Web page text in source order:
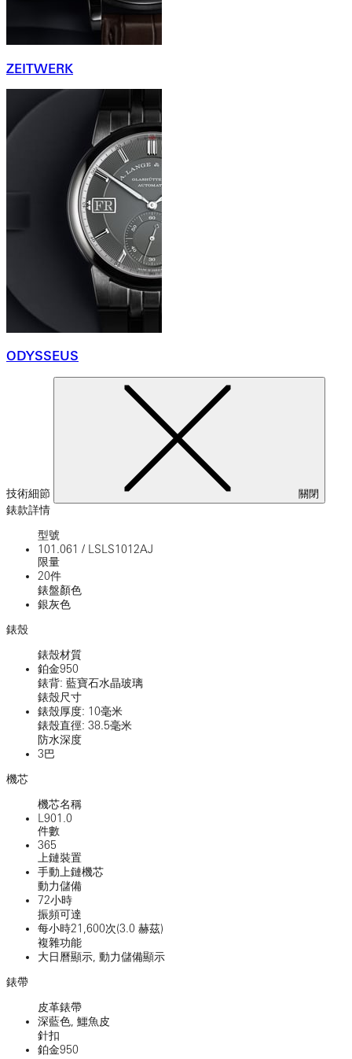
ZEITWERK
ODYSSEUS
技術細節 關閉
錶款詳情
型號
101.061 /
LSLS1012AJ
限量
20件
錶盤顏色
銀灰色
錶殼
錶殼材質
鉑金950
錶背: 藍寶石水晶玻璃
錶殼尺寸
錶殼厚度: 10毫米
錶殼直徑: 38.5毫米
防水深度
3巴
機芯
機芯名稱
L901.0
件數
365
上鏈裝置
手動上鏈機芯
動力儲備
72小時
振頻可達
每小時21,600次(3.0 赫茲)
複雜功能
大日曆顯示, 動力儲備顯示
錶帶
皮革錶帶
深藍色, 鱷魚皮
針扣
鉑金950